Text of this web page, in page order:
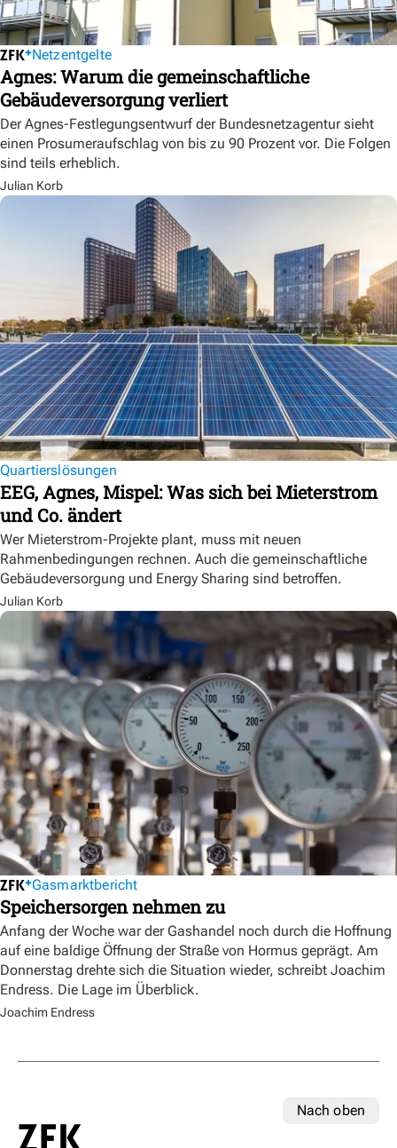
Netzentgelte
Agnes: Warum die gemeinschaftliche
Gebäudeversorgung verliert
Der Agnes-Festlegungsentwurf der Bundesnetzagentur sieht
einen Prosumeraufschlag von bis zu 90 Prozent vor. Die Folgen
sind teils erheblich.
Julian Korb
Quartierslösungen
EEG, Agnes, Mispel: Was sich bei Mieterstrom
und Co. ändert
Wer Mieterstrom-Projekte plant, muss mit neuen
Rahmenbedingungen rechnen. Auch die gemeinschaftliche
Gebäudeversorgung und Energy Sharing sind betroffen.
Julian Korb
Gasmarktbericht
Speichersorgen nehmen zu
Anfang der Woche war der Gashandel noch durch die Hoffnung
auf eine baldige Öffnung der Straße von Hormus geprägt. Am
Donnerstag drehte sich die Situation wieder, schreibt Joachim
Endress. Die Lage im Überblick.
Joachim Endress
Nach oben